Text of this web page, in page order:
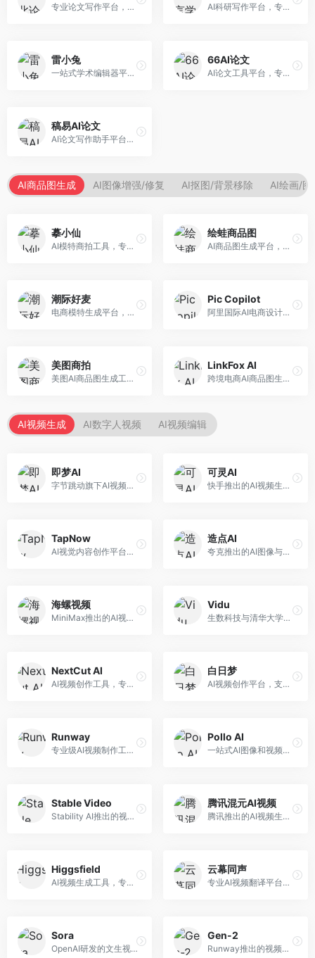
专业论文写作平台，依托高校学术资源。面向本科生和研究生，提供论文指导、写作辅助、查重检测等服务，学术规范性强，适合追求高质量论文的用户。 AI科研写作平台，专注于学术研究辅助。面向研究生和科研工作者，提供文献分析、研究方法指导、论文撰写等服务，学术资源丰富，研究支持全面。
雷小兔
一站式学术编辑器平台，覆盖论文写作全流程。面向高校学生和科研人员，提供选题分析、文献检索、论文生成、查重降重等服务，操作流程清晰，学术写作效率显著提升。
66AI论文
AI论文工具平台，专注于高质量低查重论文生成。面向大学生和研究生，提供论文写作、降重修改等服务，生成内容原创度高，查重率低。
稿易AI论文
AI论文写作助手平台，提供智能化学术写作支持。面向高校学生，支持多种论文类型生成，提供参考文献管理和格式规范服务，操作流程简单。
AI商品图生成 AI图像增强/修复 AI抠图/背景移除 AI绘画/图
摹小仙
AI模特商拍工具，专注于服装电商。面向服装电商卖家，提供虚拟模特试穿、商品展示图生成等服务，模特形象多样，拍摄成本低。
绘蛙商品图
AI商品图生成平台，支持模特换装和场景生成。面向电商卖家，提供商品上身效果展示、场景化商品图生成等服务，电商营销效果显著。
潮际好麦
电商模特生成平台，支持AI虚拟模特创作。面向服装和配饰电商，提供模特试穿、商品展示、营销素材生成等服务，模特形象可定制。
Pic Copilot
阿里国际AI电商设计工具，专注于跨境电商。面向跨境电商卖家，提供商品图优化、营销海报生成、多语言适配等服务，海外市场适配性强。
美图商拍
美图AI商品图生成工具，整合美图生态。面向电商卖家，提供商品图美化、模特替换、场景生成等服务，移动端操作便捷。
LinkFox AI
跨境电商AI商品图生成工具。面向跨境电商卖家，支持多语言商品图生成、模特替换、场景优化等服务，适配海外电商平台需求。
AI视频生成 AI数字人视频 AI视频编辑
即梦AI
字节跳动旗下AI视频创作平台，支持多模态内容生成。面向内容创作者和营销人员，提供文生视频、图生视频、智能剪辑等功能，中文理解能力强，创作效率高。
可灵AI
快手推出的AI视频生成平台，支持文生视频和图生视频，可生成长达2分钟的高质量视频内容。面向短视频创作者和营销人员，操作简便，生成效果逼真，适合商业推广和创意表达。
TapNow
AI视觉内容创作平台，整合图像与视频生成能力。面向内容创作者，提供文生图、文生视频、智能编辑等服务，创作工具丰富，一站式体验便捷。
造点AI
夸克推出的AI图像与视频创作平台。面向普通用户和内容创作者，提供文生图、文生视频等功能，操作简便，与夸克生态深度整合。
海螺视频
MiniMax推出的AI视频生成工具，支持高质量视频创作。面向内容创作者，提供文生视频、视频编辑等功能，生成速度快，视频效果自然流畅。
Vidu
生数科技与清华大学联合研发的AI视频生成大模型。面向视频创作者和内容生产者，支持文生视频、图生视频，视频质量高，物理运动理解准确，国产视频生成领先工具。
NextCut AI
AI视频创作工具，专注于智能剪辑和视频生成。面向视频创作者，提供智能剪辑、视频生成、特效添加等功能，剪辑效率高，适合快节奏内容生产。
白日梦
AI视频创作平台，支持生成长达50分钟的长视频内容。面向长视频创作者和内容生产者，支持故事视频生成、视频编辑等功能，适合叙事性内容创作。
Runway
专业级AI视频制作工具，支持视频生成与编辑。面向影视制作人和创意工作者，提供文生视频、视频编辑、绿幕抠像等专业功能，视频处理能力强，适合专业创作场景。
Pollo AI
一站式AI图像和视频创作平台，整合多种生成工具。面向内容创作者，提供文生图、文生视频、视频编辑等服务，创作工具全面，一站式体验便捷。
Stable Video
Stability AI推出的视频生成模型，开源可部署。面向开发者和专业创作者，支持视频生成、视频编辑等功能，开源生态完善，定制化程度高。
腾讯混元AI视频
腾讯推出的AI视频生成工具，基于混元大模型。面向腾讯生态用户和内容创作者，支持文生视频、视频编辑等功能，与腾讯产品生态深度整合。
Higgsfield
AI视频生成工具，专注于高质量视频内容创作。面向视频创作者和营销人员，支持文生视频、视频编辑等功能，视频效果逼真，适合商业应用。
云幕同声
专业AI视频翻译平台，支持视频多语言配音和字幕生成。面向跨境电商和内容出海从业者，提供视频翻译、配音、字幕生成等服务，多语言支持完善。
Sora
OpenAI研发的文生视频大模型，可根据文字描述生成长达60秒的高清视频。面向影视创作者、广告从业者和内容生产者，视频连贯性强，物理世界理解准确，代表了AI视频生成的最高水平。
Gen-2
Runway推出的视频生成模型，专注于文生视频和视频风格转换。面向影视制作人和创意工作者，支持文本到视频、图像到视频等多种生成模式，视频质量专业级。